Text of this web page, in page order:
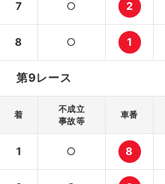
7 ○ 2
8 ○ 1
第9レース
着
不成立
事故等
車番
1 ○ 8